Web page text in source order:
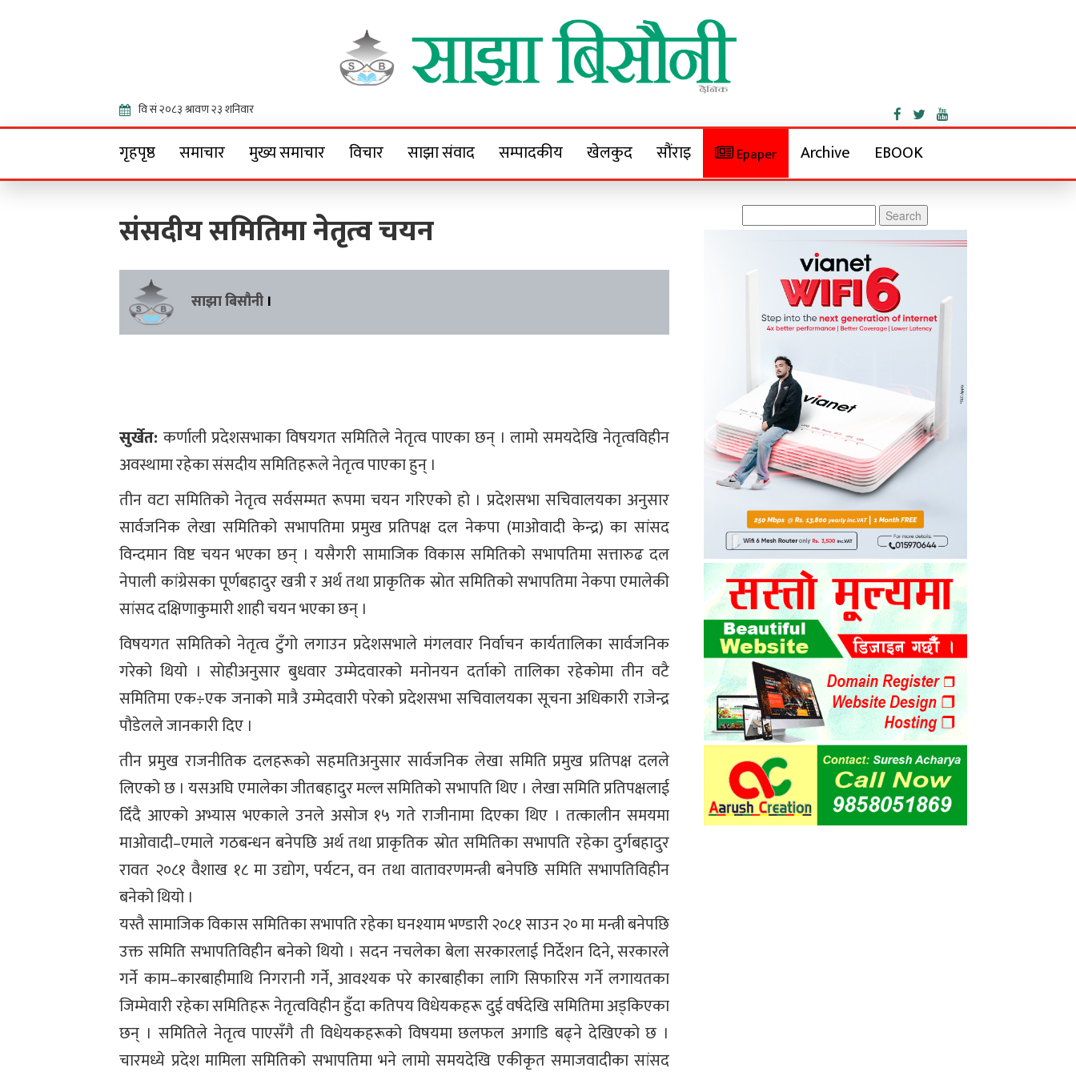
Sajha Bisaunee
गृहपृष्ठ समाचार मुख्य समाचार विचार साझा संवाद सम्पादकीय खेलकुद सौंराइ Epaper Archive EBOOK
संसदीय समितिमा नेतृत्व चयन
साझा बिसौनी ।
सुर्खेत:कर्णाली प्रदेशसभाका विषयगत समितिले नेतृत्व पाएका छन् । लामो समयदेखि नेतृत्वविहीन
अवस्थामा रहेका संसदीय समितिहरूले नेतृत्व पाएका हुन् ।
तीन वटा समितिको नेतृत्व सर्वसम्मत रूपमा चयन गरिएको हो । प्रदेशसभा सचिवालयका अनुसार
सार्वजनिक लेखा समितिको सभापतिमा प्रमुख प्रतिपक्ष दल नेकपा (माओवादी केन्द्र) का सांसद
विन्दमान विष्ट चयन भएका छन् । यसैगरी सामाजिक विकास समितिको सभापतिमा सत्तारुढ दल
नेपाली कांग्रेसका पूर्णबहादुर खत्री र अर्थ तथा प्राकृतिक स्रोत समितिको सभापतिमा नेकपा एमालेकी
सांसद दक्षिणाकुमारी शाही चयन भएका छन् ।
विषयगत समितिको नेतृत्व टुँगो लगाउन प्रदेशसभाले मंगलवार निर्वाचन कार्यतालिका सार्वजनिक
गरेको थियो । सोहीअनुसार बुधवार उम्मेदवारको मनोनयन दर्ताको तालिका रहेकोमा तीन वटै
समितिमा एक÷एक जनाको मात्रै उम्मेदवारी परेको प्रदेशसभा सचिवालयका सूचना अधिकारी राजेन्द्र
पौडेलले जानकारी दिए ।
तीन प्रमुख राजनीतिक दलहरूको सहमतिअनुसार सार्वजनिक लेखा समिति प्रमुख प्रतिपक्ष दलले
लिएको छ । यसअघि एमालेका जीतबहादुर मल्ल समितिको सभापति थिए । लेखा समिति प्रतिपक्षलाई
दिँदै आएको अभ्यास भएकाले उनले असोज १५ गते राजीनामा दिएका थिए । तत्कालीन समयमा
माओवादी–एमाले गठबन्धन बनेपछि अर्थ तथा प्राकृतिक स्रोत समितिका सभापति रहेका दुर्गबहादुर
रावत २०८१ वैशाख १८ मा उद्योग, पर्यटन, वन तथा वातावरणमन्त्री बनेपछि समिति सभापतिविहीन
बनेको थियो ।
यस्तै सामाजिक विकास समितिका सभापति रहेका घनश्याम भण्डारी २०८१ साउन २० मा मन्त्री बनेपछि
उक्त समिति सभापतिविहीन बनेको थियो । सदन नचलेका बेला सरकारलाई निर्देशन दिने, सरकारले
गर्ने काम–कारबाहीमाथि निगरानी गर्ने, आवश्यक परे कारबाहीका लागि सिफारिस गर्ने लगायतका
जिम्मेवारी रहेका समितिहरू नेतृत्वविहीन हुँदा कतिपय विधेयकहरू दुई वर्षदेखि समितिमा अड्किएका
छन् । समितिले नेतृत्व पाएसँगै ती विधेयकहरूको विषयमा छलफल अगाडि बढ्ने देखिएको छ ।
चारमध्ये प्रदेश मामिला समितिको सभापतिमा भने लामो समयदेखि एकीकृत समाजवादीका सांसद
for: